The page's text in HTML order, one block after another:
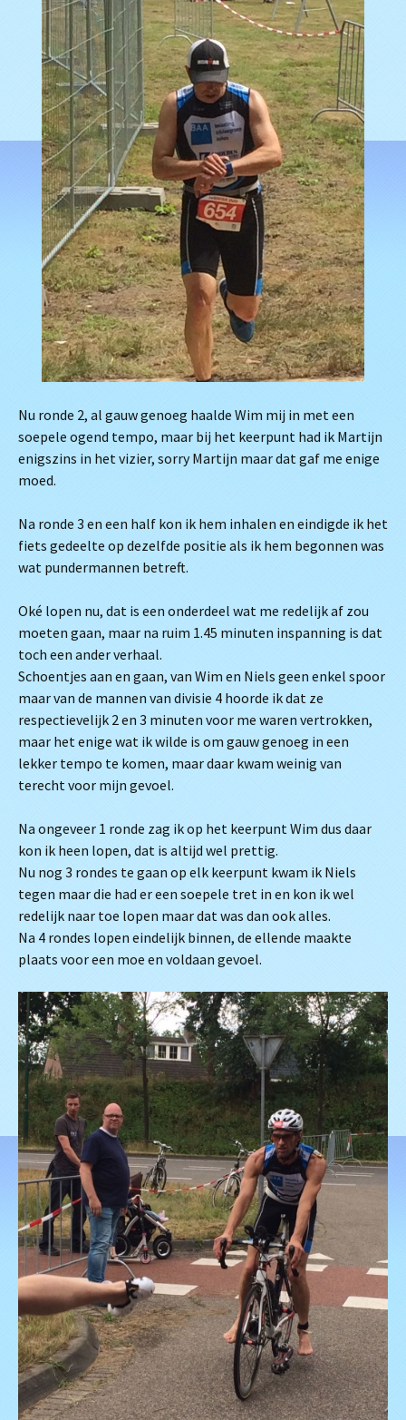
Nu ronde 2, al gauw genoeg haalde Wim mij in met een
soepele ogend tempo, maar bij het keerpunt had ik Martijn
enigszins in het vizier, sorry Martijn maar dat gaf me enige
moed.
Na ronde 3 en een half kon ik hem inhalen en eindigde ik het
fiets gedeelte op dezelfde positie als ik hem begonnen was
wat pundermannen betreft.
Oké lopen nu, dat is een onderdeel wat me redelijk af zou
moeten gaan, maar na ruim 1.45 minuten inspanning is dat
toch een ander verhaal.
Schoentjes aan en gaan, van Wim en Niels geen enkel spoor
maar van de mannen van divisie 4 hoorde ik dat ze
respectievelijk 2 en 3 minuten voor me waren vertrokken,
maar het enige wat ik wilde is om gauw genoeg in een
lekker tempo te komen, maar daar kwam weinig van
terecht voor mijn gevoel.
Na ongeveer 1 ronde zag ik op het keerpunt Wim dus daar
kon ik heen lopen, dat is altijd wel prettig.
Nu nog 3 rondes te gaan op elk keerpunt kwam ik Niels
tegen maar die had er een soepele tret in en kon ik wel
redelijk naar toe lopen maar dat was dan ook alles.
Na 4 rondes lopen eindelijk binnen, de ellende maakte
plaats voor een moe en voldaan gevoel.